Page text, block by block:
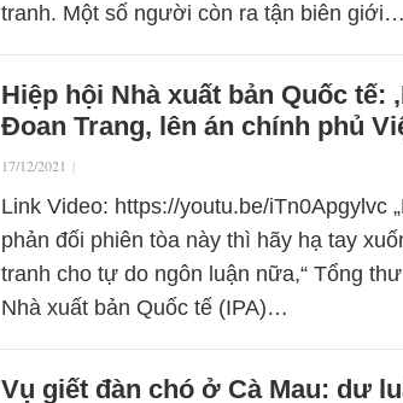
tranh. Một số người còn ra tận biên giới…
Hiệp hội Nhà xuất bản Quốc tế:
Đoan Trang, lên án chính phủ
17/12/2021 |
Link Video: https://youtu.be/iTn0Apgylvc
phản đối phiên tòa này thì hãy hạ tay
tranh cho tự do ngôn luận nữa,“ Tổng
Nhà xuất bản Quốc tế (IPA)…
Vụ giết đàn chó ở Cà Mau: dư